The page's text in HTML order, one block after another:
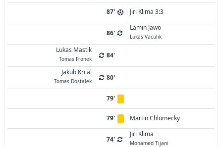
87' Jiri Klima 3:3
86'
Lamin Jawo
Lukas Vaculik
Lukas Mastik
Tomas Fronek
84'
Jakub Krcal
Tomas Dostalek 80'
79'
79' Martin Chlumecky
74'
Jiri Klima
Mohamed Tijani